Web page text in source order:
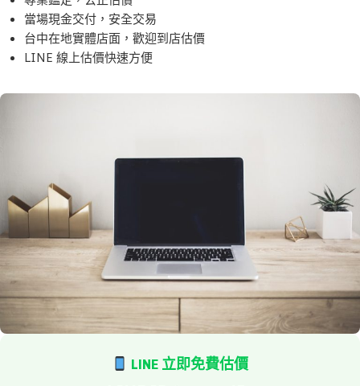
當場現金交付，安全交易
台中在地實體店面，歡迎到店估價
LINE 線上估價快速方便
LINE 立即免費估價